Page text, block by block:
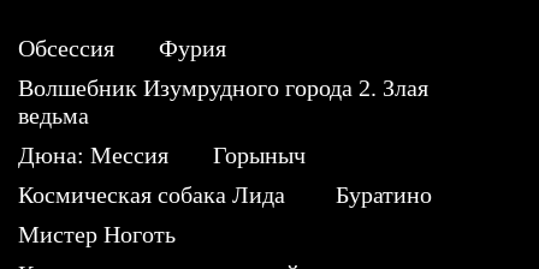
Обсессия
Фурия
Волшебник Изумрудного города 2. Злая
ведьма
Дюна: Мессия
Горыныч
Космическая собака Лида
Буратино
Мистер Ноготь